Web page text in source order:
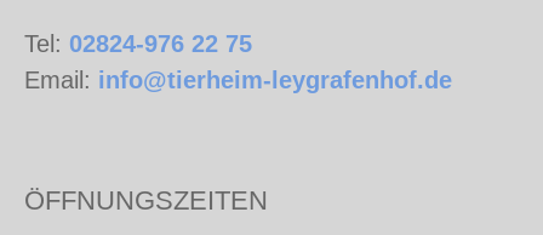
Tel: 02824-976 22 75
Email: info@tierheim-leygrafenhof.de
ÖFFNUNGSZEITEN